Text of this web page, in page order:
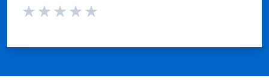
Valuta da 1 a 5 stelle la pagina